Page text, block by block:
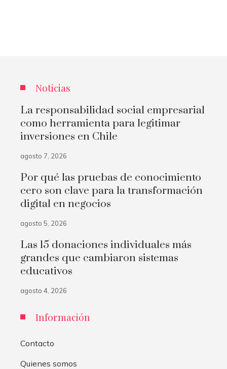
Noticias
La responsabilidad social empresarial
como herramienta para legitimar
inversiones en Chile
agosto 7, 2026
Por qué las pruebas de conocimiento
cero son clave para la transformación
digital en negocios
agosto 5, 2026
Las 15 donaciones individuales más
grandes que cambiaron sistemas
educativos
agosto 4, 2026
Información
Contacto
Quienes somos